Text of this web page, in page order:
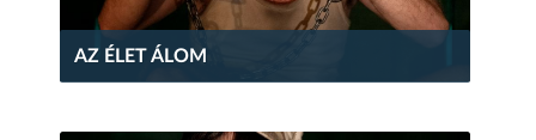
AZ ÉLET ÁLOM